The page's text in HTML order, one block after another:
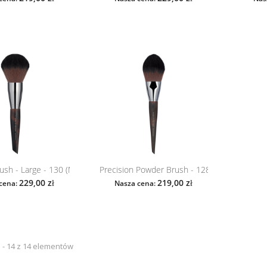
- Large - 130 (Make Up For Ever)
229,00 zł
Precision Powder Brush - 128 (Make Up
Nasza cena:219,00 zł
14 z 14 elementów